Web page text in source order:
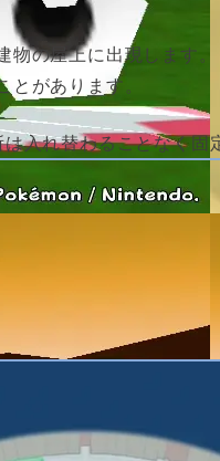
の屋上に出現します。
があります。
入れ替わることなく固